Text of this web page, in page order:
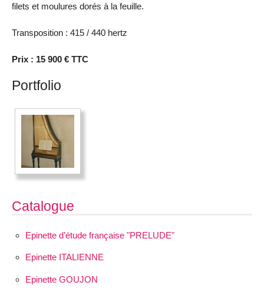
filets et moulures dorés à la feuille.
Transposition : 415 / 440 hertz
Prix : 15 900 € TTC
Portfolio
Catalogue
Epinette d’étude française "PRELUDE"
Epinette ITALIENNE
Epinette GOUJON